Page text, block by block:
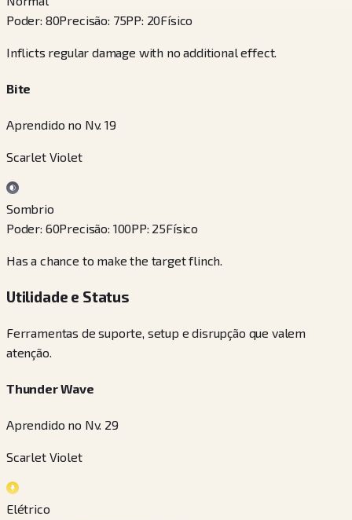
Poder: 80Precisão: 75PP: 20Físico
Inflicts regular damage with no additional effect.
Bite
Aprendido no Nv. 19
Scarlet Violet
Sombrio
Poder: 60Precisão: 100PP: 25Físico
Has a chance to make the target flinch.
Utilidade e Status
Ferramentas de suporte, setup e disrupção que valem
atenção.
Thunder Wave
Aprendido no Nv. 29
Scarlet Violet
Elétrico